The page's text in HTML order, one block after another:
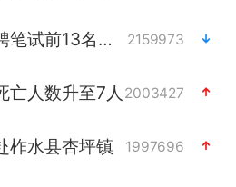
官方通报教师招聘笔试前13名被淘汰 2159973
亡人数升至7人 2003427
柞水县杏坪镇 1997696